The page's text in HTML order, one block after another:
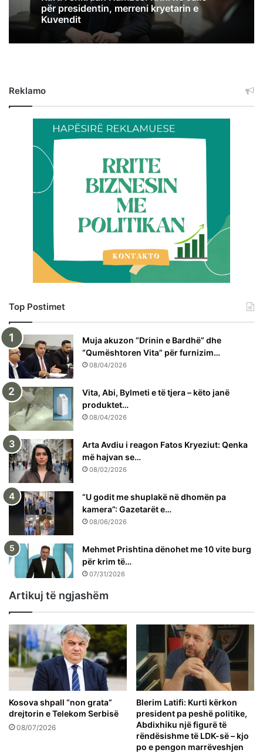
për presidentin, merreni kryetarin e
Kuvendit
Reklamo
Top Postimet
Muja akuzon “Drinin e Bardhë” dhe
“Qumështoren Vita” për furnizim…
08/04/2026
Vita, Abi, Bylmeti e të tjera – këto janë
produktet…
08/04/2026
Arta Avdiu i reagon Fatos Kryeziut: Qenka
më hajvan se…
08/02/2026
“U godit me shuplakë në dhomën pa
kamera”: Gazetarët e…
08/06/2026
Mehmet Prishtina dënohet me 10 vite burg
për krim të…
07/31/2026
Artikuj të ngjashëm
Kosova shpall “non grata”
drejtorin e Telekom Serbisë
08/07/2026
Blerim Latifi: Kurti kërkon
president pa peshë politike,
Abdixhiku një figurë të
rëndësishme të LDK-së – kjo
po e pengon marrëveshjen